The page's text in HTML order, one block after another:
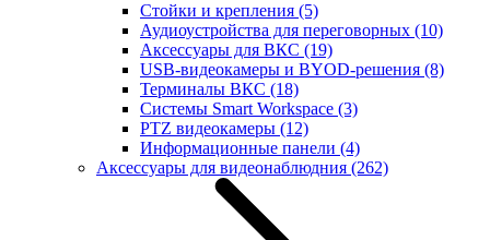
Стойки и крепления (5)
Аудиоустройства для переговорных (10)
Аксессуары для ВКС (19)
USB-видеокамеры и BYOD-решения (8)
Терминалы ВКС (18)
Системы Smart Workspace (3)
PTZ видеокамеры (12)
Информационные панели (4)
Аксессуары для видеонаблюдния (262)